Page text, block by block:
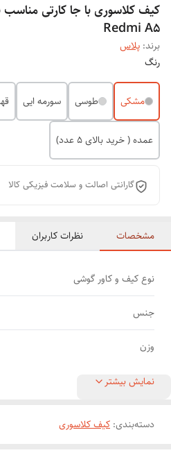
کیف کلاسوری با جا کارتی مناسب
Redmi A5
برند: پلاس
رنگ
مشکی طوسی سورمه ایی
عمده ( خرید بالای 5 عدد)
گارانتی اصالت و سلامت فیزیکی کالا
مشخصات نظرات کاربران
نوع کیف و کاور گوشی
جنس
وزن
نمایش بیشتر
دسته‌بندی: کیف کلاسوری